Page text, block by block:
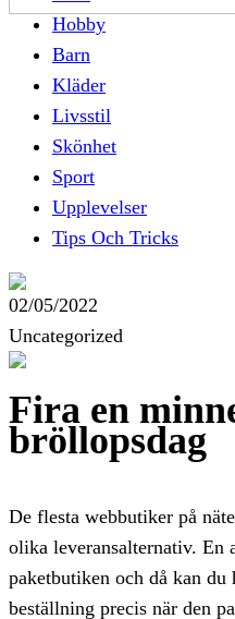
Hobby
Barn
Kläder
Livsstil
Skönhet
Sport
Upplevelser
Tips Och Tricks
02/05/2022
Uncategorized
Fira en
bröllopsdag
De flesta webbutiker på
olika leveransalternativ.
paketbutiken och då kan
beställning precis när den